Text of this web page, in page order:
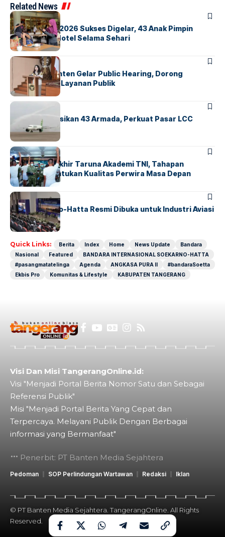
Related News
BERITAINDEX
GM For A Day 2026 Sukses Digelar, 43 Anak Pimpin
Operasional Hotel Selama Sehari
BANDARABERITA
Karantina Banten Gelar Public Hearing, Dorong
Transparansi Layanan Publik
BANDARA
Citilink Operasikan 43 Armada, Perkuat Pasar LCC
Nasional
BERITA
Sidang Pantukhir Taruna Akademi TNI, Tahapan
Strategis Tentukan Kualitas Perwira Masa Depan
BANDARA BERITA
IALC Soekarno-Hatta Resmi Dibuka untuk Industri Aviasi
Dunia
Quick Links: Berita Index Home News Update
Bandara
Nasional
Featured
BANDARA INTERNASIONAL SOEKARNO-HATTA
#pasangmatatelinga
Agenda ANGKASA PURA II
#bandaraSoetta
Ekbis Pro
Komunitas & Lifestyle KABUPATEN TANGERANG
Visi Dan Misi TangerangOnline.id:
Visi "Menjadi Portal Berita Nomor Satu dan Sebagai
Referensi Publik"
Misi "Menjadi Portal Berita Yang Cepat dan
Terpercaya. Melayani Publik Dengan Berbagai
informasi yang Bermanfaat"
Penerbit: PT Banten Media Sejahtera
Pedoman SOP Perlindungan Wartawan Redaksi Iklan
© PT Banten Media Sejahtera. TangerangOnline. All Rights
Reserved.